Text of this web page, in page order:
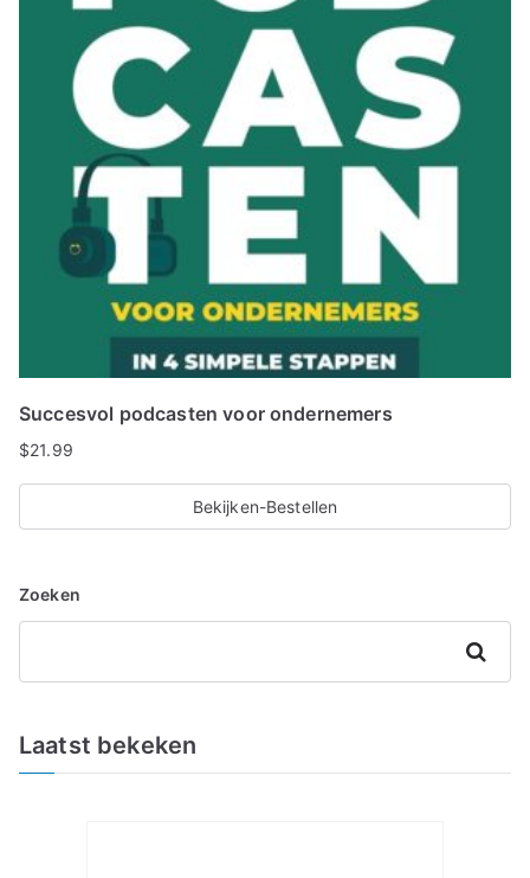
Succesvol podcasten voor ondernemers
$21.99
Bekijken-Bestellen
Zoeken
Zoeken
Laatst bekeken